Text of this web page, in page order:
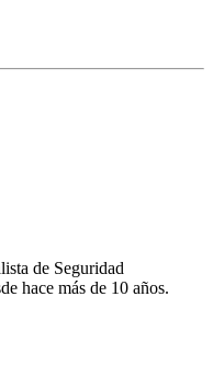
de Seguridad
hace más de 10 años.